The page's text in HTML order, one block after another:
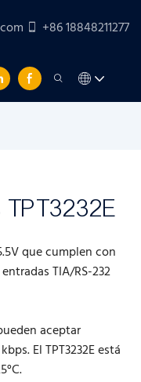
+86 18848211277
que cumplen con
TIA/RS-232
aceptar
El TPT3232E está